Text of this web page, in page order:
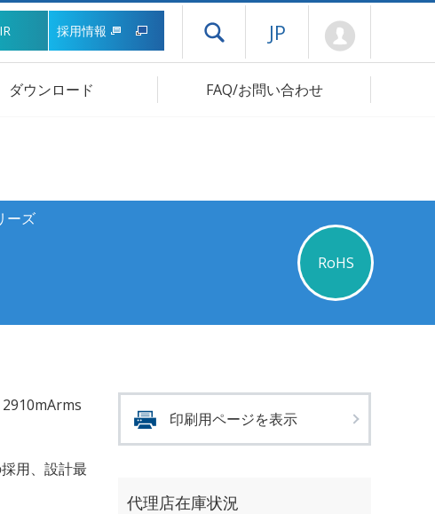
採用情報 ドロワーメニューを開く
JP
ダウンロード FAQ/お問い合わせ
ーズ
RoHS
用、設計最
印刷用ページを表示
代理店在庫状況